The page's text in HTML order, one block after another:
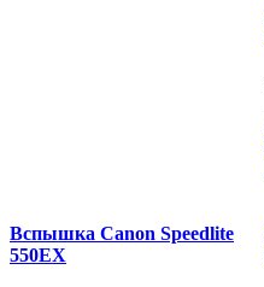
Вспышка Canon Speedlite
550EX